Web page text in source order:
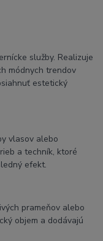
služby. Realizuje
módnych trendov
estetický
vlasov alebo
a techník, ktoré
efekt.
prameňov alebo
objem a dodávajú